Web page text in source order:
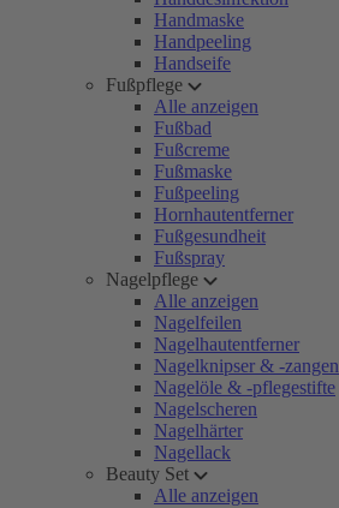
Handmaske
Handpeeling
Handseife
Fußpflege
Alle anzeigen
Fußbad
Fußcreme
Fußmaske
Fußpeeling
Hornhautentferner
Fußgesundheit
Fußspray
Nagelpflege
Alle anzeigen
Nagelfeilen
Nagelhautentferner
Nagelknipser & -zangen
Nagelöle & -pflegestifte
Nagelscheren
Nagelhärter
Nagellack
Beauty Set
Alle anzeigen